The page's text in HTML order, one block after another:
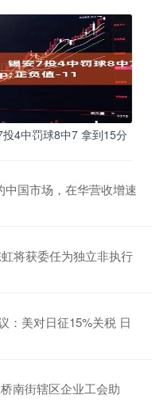
4中罚球8中7 拿到15分
中国市场，在华营收增速
将获委任为独立非执行
：美对日征15%关税 日
南街辖区企业工会助